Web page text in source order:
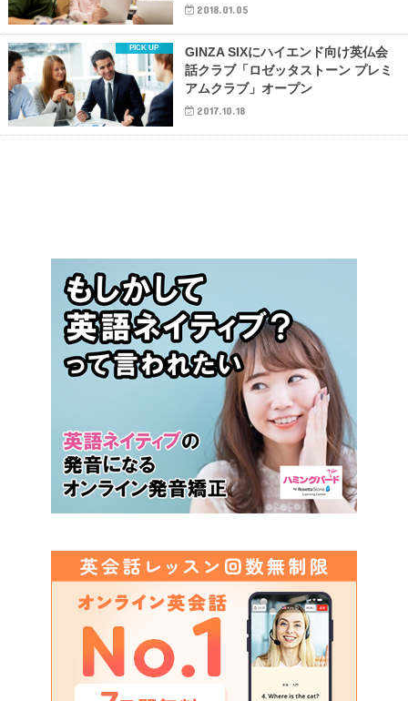
2018.01.05
GINZA SIXにハイエンド向け英仏会
話クラブ「ロゼッタストーン プレミ
アムクラブ」オープン
2017.10.18